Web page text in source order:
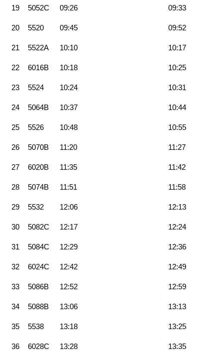
19 5052C 09:26 09:33
20 5520 09:45 09:52
21 5522A 10:10 10:17
22 6016B 10:18 10:25
23 5524 10:24 10:31
24 5064B 10:37 10:44
25 5526 10:48 10:55
26 5070B 11:20 11:27
27 6020B 11:35 11:42
28 5074B 11:51 11:58
29 5532 12:06 12:13
30 5082C 12:17 12:24
31 5084C 12:29 12:36
32 6024C 12:42 12:49
33 5086B 12:52 12:59
34 5088B 13:06 13:13
35 5538 13:18 13:25
36 6028C 13:28 13:35